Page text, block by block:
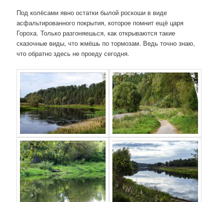
Под колёсами явно остатки былой роскоши в виде
асфальтированного покрытия, которое помнит ещё царя
Гороха. Только разгоняешься, как открываются такие
сказочные виды, что жмёшь по тормозам. Ведь точно знаю,
что обратно здесь не проеду сегодня.